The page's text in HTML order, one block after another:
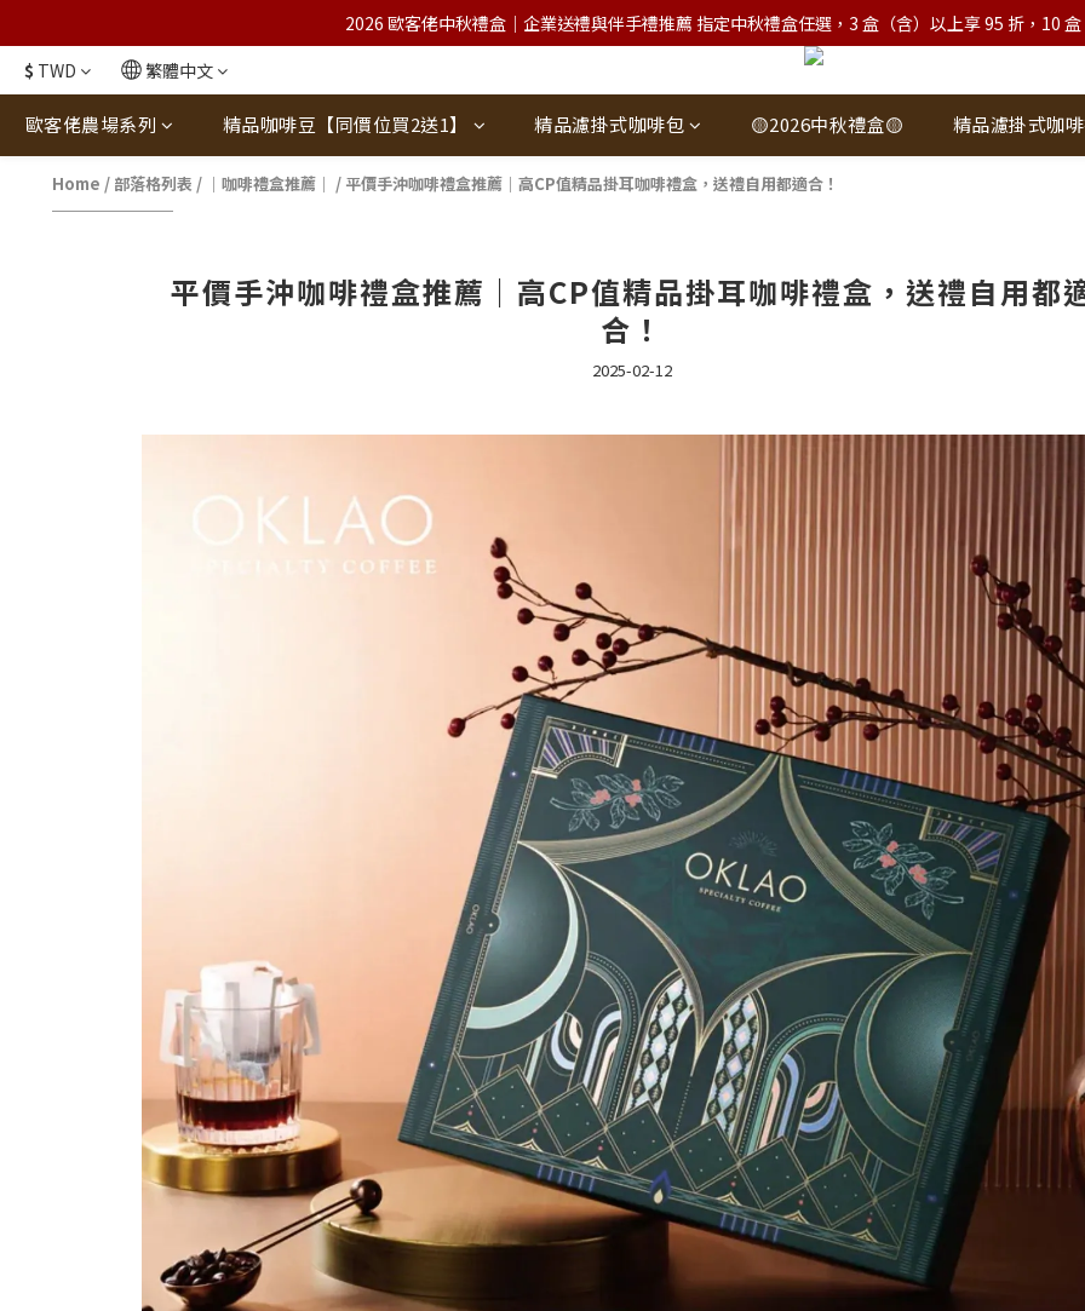
2026 歐客佬中秋禮盒｜企業送禮與伴手禮推薦 指定中秋禮盒任選，3 盒（含）以上享 95 折，10
$ TWD 繁體中文
歐客佬農場系列 精品咖啡豆【同價位買2送1】 精品濾掛式咖啡包 🟡2026中秋禮盒🟡 精品濾掛式咖
Home / 部落格列表 / ｜咖啡禮盒推薦｜ / 平價手沖咖啡禮盒推薦｜高CP值精品掛耳咖啡禮盒，送禮自用都適合！
平價手沖咖啡禮盒推薦｜高CP值精品掛耳咖啡禮盒，送禮自用都
合！
2025-02-12